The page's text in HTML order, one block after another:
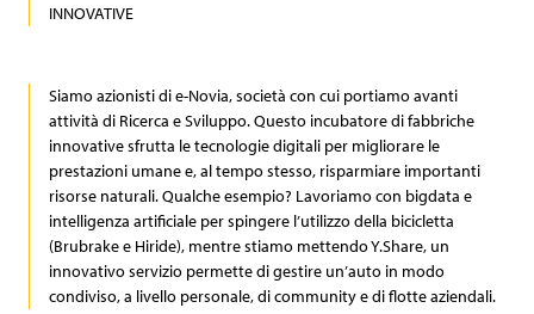
INNOVATIVE
Siamo azionisti di e-Novia, società con cui portiamo avanti
attività di Ricerca e Sviluppo. Questo incubatore di fabbriche
innovative sfrutta le tecnologie digitali per migliorare le
prestazioni umane e, al tempo stesso, risparmiare importanti
risorse naturali. Qualche esempio? Lavoriamo con bigdata e
intelligenza artificiale per spingere l’utilizzo della bicicletta
(Brubrake e Hiride), mentre stiamo mettendo Y.Share, un
innovativo servizio permette di gestire un’auto in modo
condiviso, a livello personale, di community e di flotte aziendali.